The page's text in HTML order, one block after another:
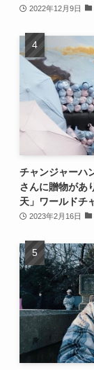
2022年12月9日
チャンジャーハ
さんに贈物があ
天」ワールドチ
2023年2月16日